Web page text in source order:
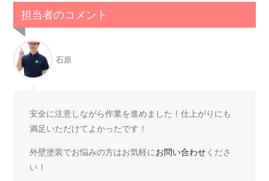
担当者のコメント
石原
安全に注意しながら作業を進めました！仕上がりにも
満足いただけてよかったです！
外壁塗装でお悩みの方はお気軽にお問い合わせくださ
い！